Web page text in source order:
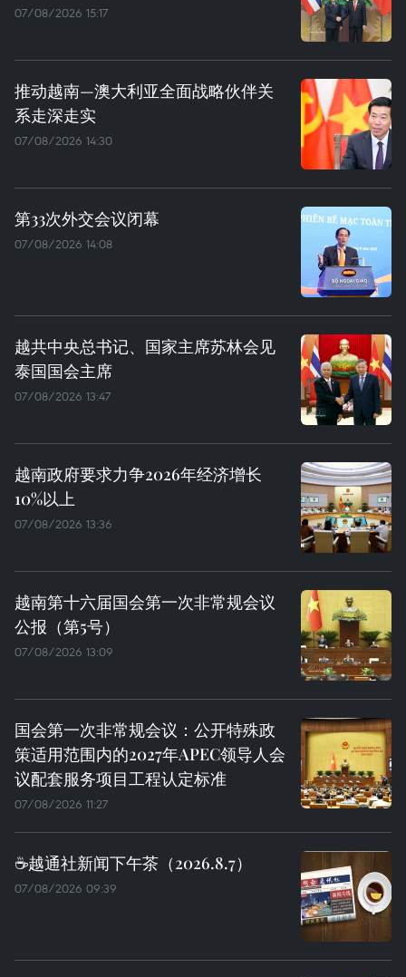
07/08/2026 15:17
推动越南—澳大利亚全面战略伙伴关
系走深走实
07/08/2026 14:30
第33次外交会议闭幕
07/08/2026 14:08
越共中央总书记、国家主席苏林会见
泰国国会主席
07/08/2026 13:47
越南政府要求力争2026年经济增长
10%以上
07/08/2026 13:36
越南第十六届国会第一次非常规会议
公报（第5号）
07/08/2026 13:09
国会第一次非常规会议：公开特殊政
策适用范围内的2027年APEC领导人会
议配套服务项目工程认定标准
07/08/2026 11:27
☕️越通社新闻下午茶（2026.8.7）
07/08/2026 09:39